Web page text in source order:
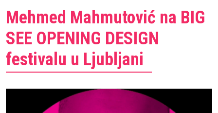
Mehmed Mahmutović na BIG
SEE OPENING DESIGN
festivalu u Ljubljani